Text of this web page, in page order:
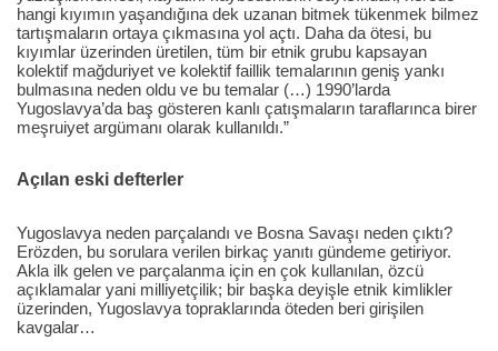
hangi kıyımın yaşandığına dek uzanan bitmek tükenmek bilmez
tartışmaların ortaya çıkmasına yol açtı. Daha da ötesi, bu
kıyımlar üzerinden üretilen, tüm bir etnik grubu kapsayan
kolektif mağduriyet ve kolektif faillik temalarının geniş yankı
bulmasına neden oldu ve bu temalar (…) 1990’larda
Yugoslavya’da baş gösteren kanlı çatışmaların taraflarınca birer
meşruiyet argümanı olarak kullanıldı.”
Açılan eski defterler
Yugoslavya neden parçalandı ve Bosna Savaşı neden çıktı?
Erözden, bu sorulara verilen birkaç yanıtı gündeme getiriyor.
Akla ilk gelen ve parçalanma için en çok kullanılan, özcü
açıklamalar yani milliyetçilik; bir başka deyişle etnik kimlikler
üzerinden, Yugoslavya topraklarında öteden beri girişilen
kavgalar…